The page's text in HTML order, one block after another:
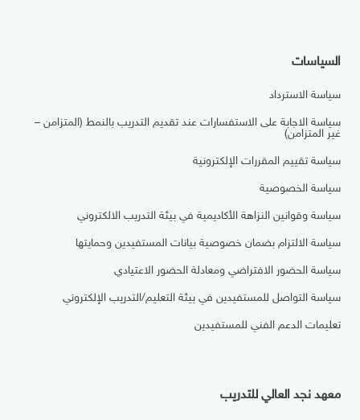
السياسات
سياسة الاسترداد
سياسة الاجابة على الاستفسارات عند تقديم التدريب بالنمط (المتزامن –
غير المتزامن)
سياسة تقييم المقررات الإلكترونية
سياسة الخصوصية
سياسة وقوانين النزاهة الأكاديمية في بيئة التدريب الالكتروني
سياسة الالتزام بضمان خصوصية بيانات المستفيدين وحمايتها
سياسة الحضور الافتراضي ومعادلة الحضور الاعتيادي
سياسة التواصل للمستفيدين في بيئة التعليم/التدريب الإلكتروني
تعليمات الدعم الفني للمستفيدين
معهد نجد العالي للتدريب